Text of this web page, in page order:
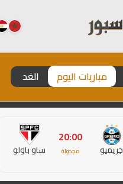
مباريات اليوم الغد
جريميو
20:00
مجدولة ساو باولو